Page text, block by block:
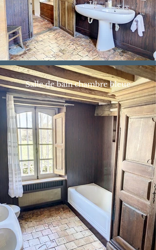
Salle de bain chambre bleue